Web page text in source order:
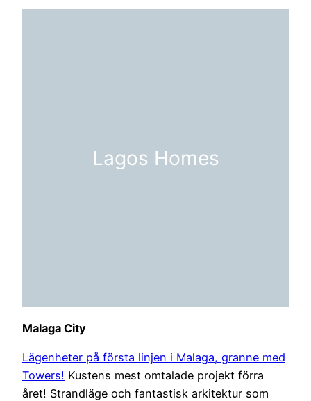
Lagos Homes
Malaga City
Lägenheter på första linjen i Malaga, granne med
Towers! Kustens mest omtalade projekt förra
året! Strandläge och fantastisk arkitektur som